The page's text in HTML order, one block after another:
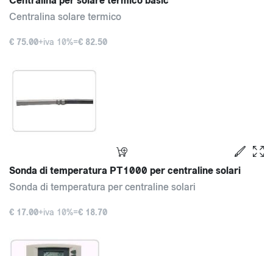
Centralina solare termico
€ 75.00+iva 10%=€ 82.50
Sonda di temperatura PT1000 per centraline solari
Sonda di temperatura per centraline solari
€ 17.00+iva 10%=€ 18.70